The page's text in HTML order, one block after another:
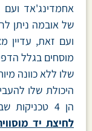
אחמדינג'אד ועם
של אובמה ניתן
ועם זאת, עדיין
מוסחים בגלל
שלו ללא כוונה
היכולת שלו
הן 4 טכניקות שבהן משתמש נתניהו להעברת המסר:1.
לחיצת יד